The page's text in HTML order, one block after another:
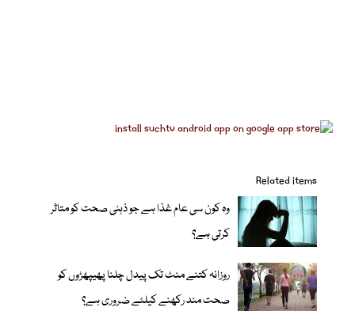
Related items
وہ کون سی عام غذا ہے جو ذہنی صحت کو متاثر
کرتی ہے؟
روزانہ کتنے منٹ تک پیدل چلنا پھیپھڑوں کو
صحت مند رکھنے کیلئے ضروری ہے؟